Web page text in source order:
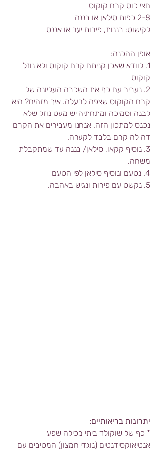
חצי כוס קרם קוקוס
2-8 כפות סילאן או בננה
לקישוט: בננות, פירות יער או אננס
אופן ההכנה:
1. לוודא שאכן קניתם קרם קוקוס ולא נוזל
קוקוס
2. נעביר עם כף את השכבה העליונה של
קרם הקוקוס שצפה למעלה. איך מזהים? היא
לבנה וסמיכה ומתחתיה יש מעט נוזל שלא
נכנס למתכון הזה. אנחנו מעבירים את הקרם
דה לה קרם בלבד לקערה.
3. נוסיף קקאו, סילאן/ בננה עד שמתקבלת
משחה.
4. נטעם ונוסיף סילאן לפי הטעם
5. נקשט עם פירות ונגיש באהבה.
יתרונות בריאותיים:
* כף של שוקולד ביתי מכילה שפע
אנטיאוקסידנטים (נוגדי חמצון) המטיבים עם